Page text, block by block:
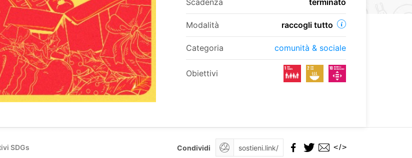
Scadenza terminato
Modalità raccogli tutto
Categoria comunità & sociale
Obiettivi
SDGs Condividi </>